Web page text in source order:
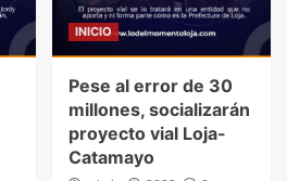
INICIO
Pese al error de 30
millones, socializarán
proyecto vial Loja-
Catamayo